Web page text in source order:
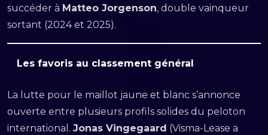
succéder à Matteo Jorgenson, double vainqueur
sortant (2024 et 2025).
Les favoris au classement général
La lutte pour le maillot jaune et blanc s’annonce
ouverte entre plusieurs profils solides du peloton
international. Jonas Vingegaard (Visma-Lease a